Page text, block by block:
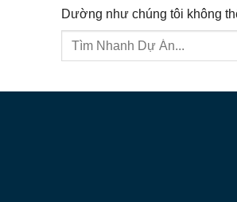
Dường như chúng tôi không